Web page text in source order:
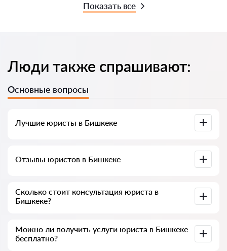
Показать все
Люди также спрашивают:
Основные вопросы
Лучшие юристы в Бишкеке
информацией. Цены, отзывы, номер телефона и адрес.
Отзывы юристов в Бишкеке
мы не удаляем отрицательные отзывы и нет
возможности накрутить его.
Сколько стоит консультация юриста в
Бишкеке?
и выше (цены могут меняться от сложности вопроса и
формы ответа)
Можно ли получить услуги юриста в Бишкеке
бесплатно?